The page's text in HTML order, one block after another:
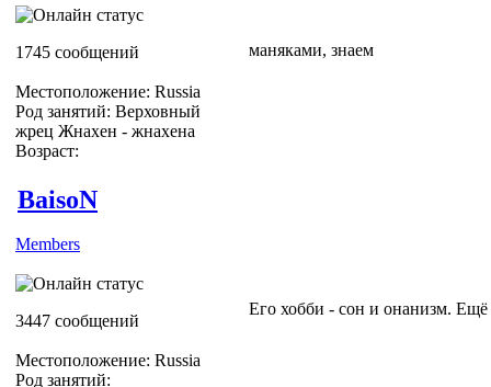
1745 сообщений
Местоположение: Russia
Род занятий: Верховный
жрец Жнахен - жнахена
Возраст:
маняками, знаем
BaisoN
Members
3447 сообщений
Местоположение: Russia
Род занятий:
Его хобби - сон и онанизм.